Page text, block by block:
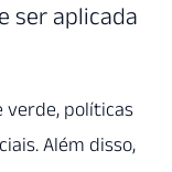
ser aplicada
verde, políticas
Além disso,